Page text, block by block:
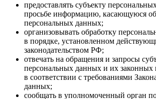
предоставлять субъекту
просьбе информацию, касающуюся
персональных данных;
организовывать обработку
в порядке, установленном
законодательством РФ;
отвечать на обращения и запросы
персональных данных и их законных
в соответствии с требованиями
данных;
сообщать в уполномоченный орган